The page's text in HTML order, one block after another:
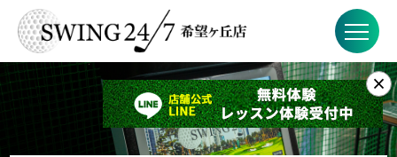
お知らせ
SWING24/7とは？
×